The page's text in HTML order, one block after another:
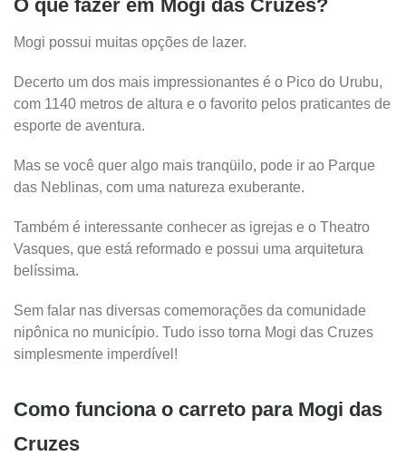
O que fazer em Mogi das Cruzes?
Mogi possui muitas opções de lazer.
Decerto um dos mais impressionantes é o Pico do Urubu,
com 1140 metros de altura e o favorito pelos praticantes de
esporte de aventura.
Mas se você quer algo mais tranqüilo, pode ir ao Parque
das Neblinas, com uma natureza exuberante.
Também é interessante conhecer as igrejas e o Theatro
Vasques, que está reformado e possui uma arquitetura
belíssima.
Sem falar nas diversas comemorações da comunidade
nipônica no município. Tudo isso torna Mogi das Cruzes
simplesmente imperdível!
Como funciona o carreto para Mogi das
Cruzes